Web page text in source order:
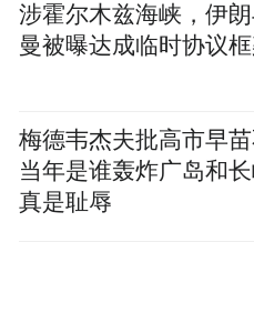
涉霍尔木兹海峡，伊
曼被曝达成临时协议
梅德韦杰夫批高市早
当年是谁轰炸广岛和长
真是耻辱